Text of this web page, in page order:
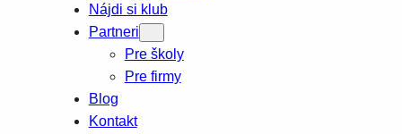
Nájdi si klub
Partneri
Pre školy
Pre firmy
Blog
Kontakt